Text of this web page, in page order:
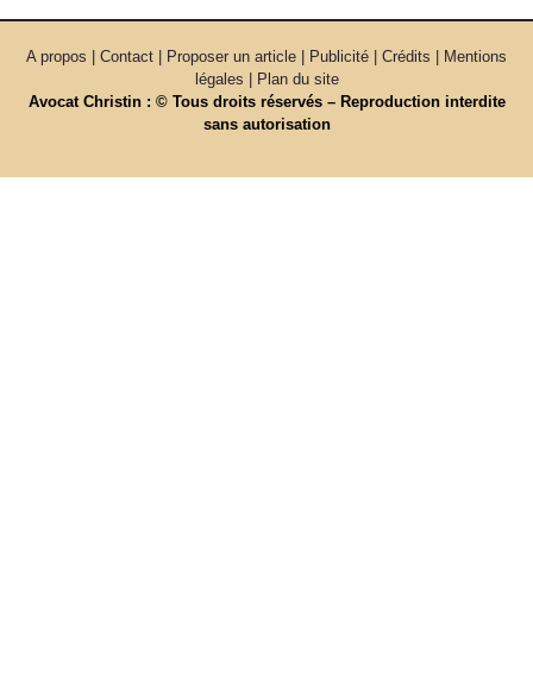
A propos | Contact | Proposer un article | Publicité | Crédits | Mentions
légales |
Plan du site
Avocat Christin : © Tous droits réservés – Reproduction interdite
sans autorisation